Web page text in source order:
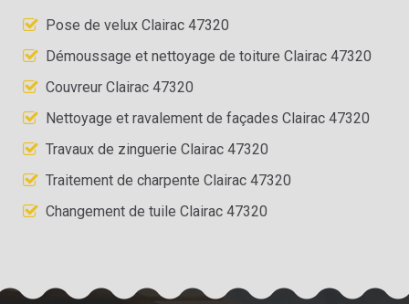
Pose de velux Clairac 47320
Démoussage et nettoyage de toiture Clairac 47320
Couvreur Clairac 47320
Nettoyage et ravalement de façades Clairac 47320
Travaux de zinguerie Clairac 47320
Traitement de charpente Clairac 47320
Changement de tuile Clairac 47320